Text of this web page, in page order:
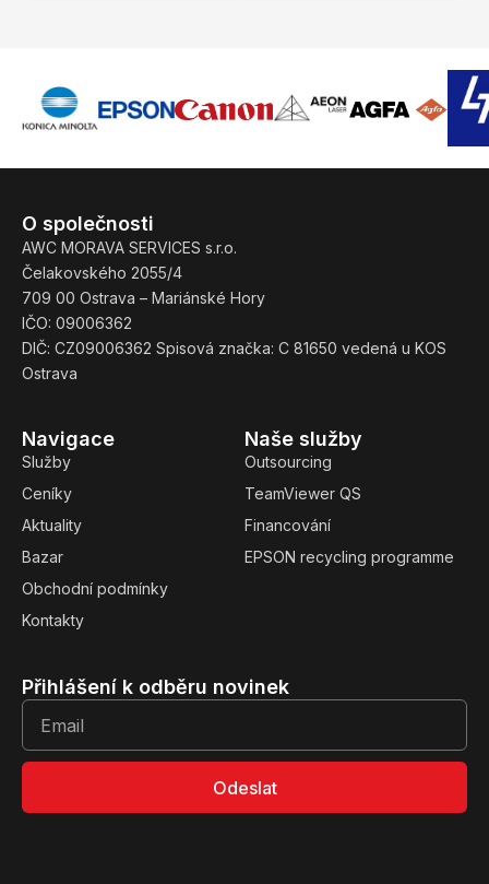
Naše služby
Outsourcing
TeamViewer QS
Financování
EPSON recycling programme
Navigace
Služby
Ceníky
Aktuality
Bazar
Obchodní podmínky
Kontakty
O společnosti
AWC MORAVA SERVICES s.r.o.
Čelakovského 2055/4
709 00 Ostrava – Mariánské Hory
IČO: 09006362
DIČ: CZ09006362 Spisová značka: C 81650 vedená u KOS
Ostrava
Přihlášení k odběru novinek
Odeslat